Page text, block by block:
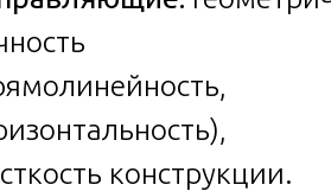
конструкции.